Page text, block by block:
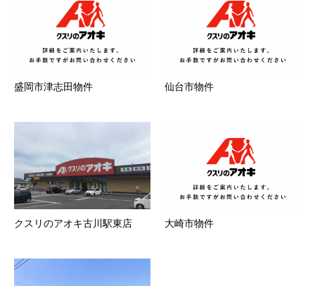
盛岡市津志田物件 仙台市物件
クスリのアオキ古川駅東店 大崎市物件